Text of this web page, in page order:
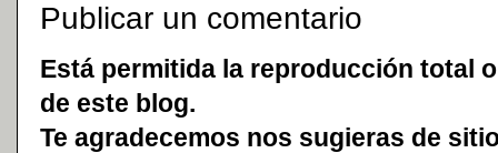
Publicar un comentario
Está permitida la reproducción total
de este blog.
Te agradecemos nos sugieras de